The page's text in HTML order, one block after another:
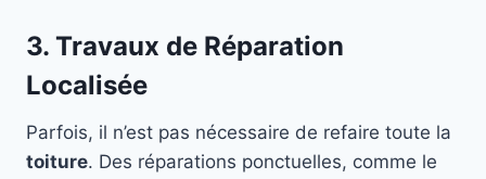
3. Travaux de Réparation
Localisée
Parfois, il n’est pas nécessaire de refaire toute la
toiture. Des réparations ponctuelles, comme le